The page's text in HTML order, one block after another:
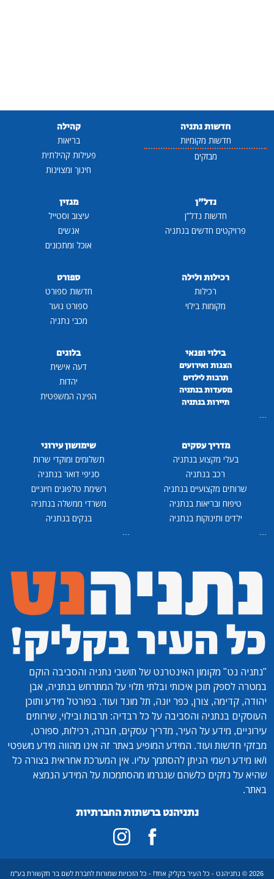
חדשות נתניה
חדשות מקומיות
מבזקים
קהילה
בריאות
פעילות קהילתית
חינוך ומצוינות
נדל"ן
חדשות נדל"ן
פרויקטים חדשים בנתניה
מגזין
עיצוב וסטייל
אנשים
אוכל ומתכונים
רכילות ולילה
רכילות
מקומות בילוי
ספורט
חדשות ספורט
ספורט נוער
מכבי נתניה
בילוי ופנאי
הצגות ואירועים
תרבות לילדים
מסעדות בנתניה
תיירות בנתניה
...
בלוגים
דעה אישית
יהדות
הפינה המשפטית
מדריך עסקים
בעלי מקצוע בנתניה
רכב בנתניה
שרותים מקצועיים בנתניה
טיפוח ובריאות בנתניה
ילדים ותינוקות בנתניה
...
שימושון עירוני
תשלומים ומוקדי שרות
סניפי דואר בנתניה
רשימת טלפונים חיוניים
משרדי ממשלה בנתניה
בנקים בנתניה
...
"נתניה נט" מקומון האינטרנט של תושבי נתניה והסביבה הוקם
במטרה לספק תוכן איכותי ובלתי תלוי על המתרחש בנתניה, אבן
יהודה, קדימה, צורן, כפר יונה, תל מונד ועוד. בפורטל מידע ותוכן
העוסקים בנתניה והסביבה על כל רבדיה: תרבות ובילוי, שירותים
עירוניים, מידע על העיר, מדריך עסקים, חברה, רכילות, ספורט,
מבזקי חדשות ועוד. המידע המופיע באתר זה אינו מהווה מידע משפטי
ו/או מידע רשמי הניתן להסתמך עליו. אין המערכת אחראית בצורה כל
שהיא על נזקים כלשהם שנגרמו מהסתמכות על המידע הנמצא
באתר.
נתניהנט ברשתות החברתיות
2026 © נתניהנט - כל העיר בקליק אחד! - כל הזכויות שמורות לחברת לשם בר תקשורת בע"מ